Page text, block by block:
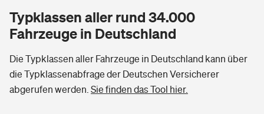
Typklassen aller rund 34.000
Fahrzeuge in Deutschland
Die Typklassen aller Fahrzeuge in Deutschland kann über
die Typklassenabfrage der Deutschen Versicherer
abgerufen werden. Sie finden das Tool hier.